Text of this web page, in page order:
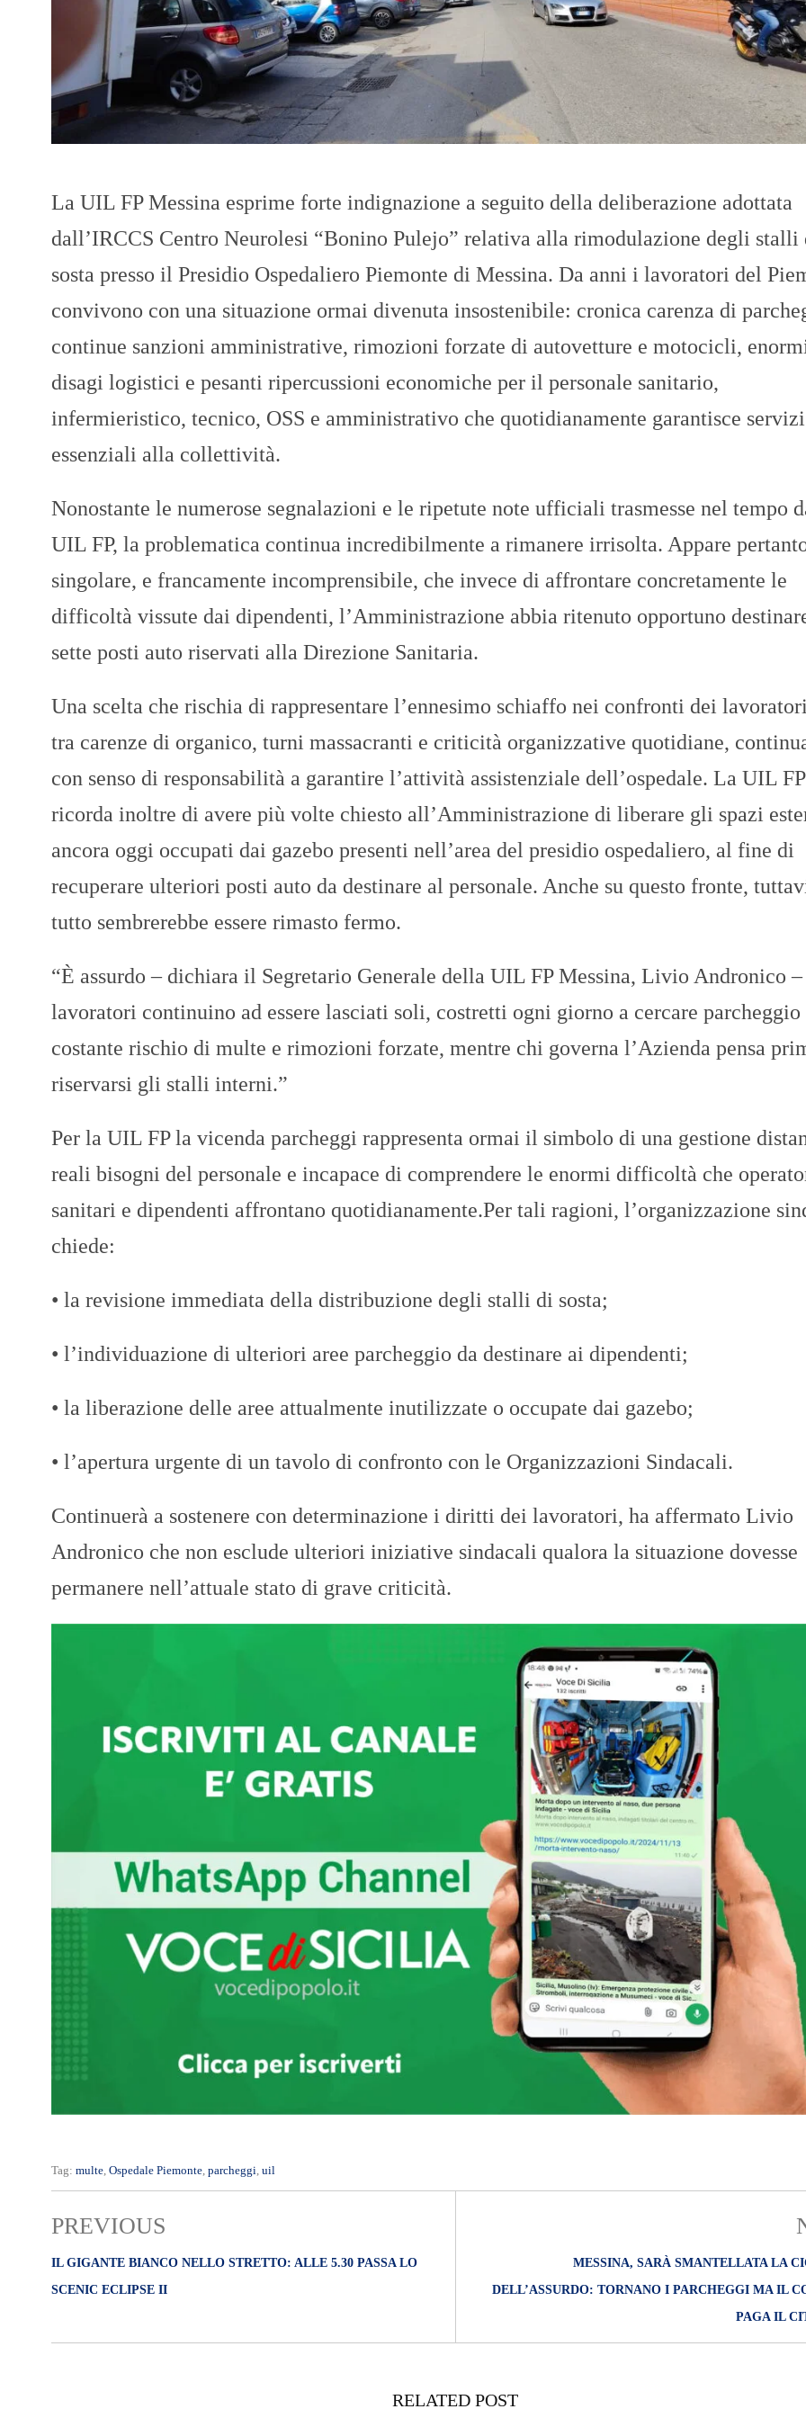
O
R
A
p
I
R
N
O
La UIL FP Messina esprime forte indignazione a seguito della deliberazione adottata
dall’IRCCS Centro Neurolesi “Bonino Pulejo” relativa alla rimodulazione degli stalli
sosta presso il Presidio Ospedaliero Piemonte di Messina. Da anni i lavoratori del
convivono con una situazione ormai divenuta insostenibile: cronica carenza di
continue sanzioni amministrative, rimozioni forzate di autovetture e motocicli,
disagi logistici e pesanti ripercussioni economiche per il personale sanitario,
infermieristico, tecnico, OSS e amministrativo che quotidianamente garantisce servizi
essenziali alla collettività.
Nonostante le numerose segnalazioni e le ripetute note ufficiali trasmesse nel tempo
UIL FP, la problematica continua incredibilmente a rimanere irrisolta. Appare
singolare, e francamente incomprensibile, che invece di affrontare concretamente le
difficoltà vissute dai dipendenti, l’Amministrazione abbia ritenuto opportuno
sette posti auto riservati alla Direzione Sanitaria.
Una scelta che rischia di rappresentare l’ennesimo schiaffo nei confronti dei
tra carenze di organico, turni massacranti e criticità organizzative quotidiane,
con senso di responsabilità a garantire l’attività assistenziale dell’ospedale. La UIL FP
ricorda inoltre di avere più volte chiesto all’Amministrazione di liberare gli spazi
ancora oggi occupati dai gazebo presenti nell’area del presidio ospedaliero, al fine di
recuperare ulteriori posti auto da destinare al personale. Anche su questo fronte,
tutto sembrerebbe essere rimasto fermo.
“È assurdo – dichiara il Segretario Generale della UIL FP Messina, Livio Andronico –
lavoratori continuino ad essere lasciati soli, costretti ogni giorno a cercare
costante rischio di multe e rimozioni forzate, mentre chi governa l’Azienda pensa
riservarsi gli stalli interni.”
Per la UIL FP la vicenda parcheggi rappresenta ormai il simbolo di una gestione
reali bisogni del personale e incapace di comprendere le enormi difficoltà che
sanitari e dipendenti affrontano quotidianamente.Per tali ragioni, l’organizzazione
chiede:
• la revisione immediata della distribuzione degli stalli di sosta;
• l’individuazione di ulteriori aree parcheggio da destinare ai dipendenti;
• la liberazione delle aree attualmente inutilizzate o occupate dai gazebo;
• l’apertura urgente di un tavolo di confronto con le Organizzazioni Sindacali.
Continuerà a sostenere con determinazione i diritti dei lavoratori, ha affermato Livio
Andronico che non esclude ulteriori iniziative sindacali qualora la situazione dovesse
permanere nell’attuale stato di grave criticità.
Tag: multe Ospedale Piemonte parcheggi uil
PREVIOUS
IL GIGANTE BIANCO NELLO STRETTO: ALLE 5.30 PASSA LO
SCENIC ECLIPSE II
MESSINA, SARÀ SMANTELLATA LA
DELL’ASSURDO: TORNANO I PARCHEGGI MA IL
PAGA IL
RELATED POST